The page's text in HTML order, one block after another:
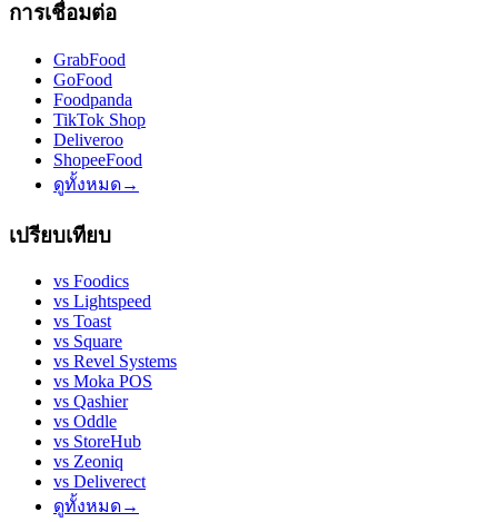
การเชื่อมต่อ
GrabFood
GoFood
Foodpanda
TikTok Shop
Deliveroo
ShopeeFood
ดูทั้งหมด→
เปรียบเทียบ
vs Foodics
vs Lightspeed
vs Toast
vs Square
vs Revel Systems
vs Moka POS
vs Qashier
vs Oddle
vs StoreHub
vs Zeoniq
vs Deliverect
ดูทั้งหมด→